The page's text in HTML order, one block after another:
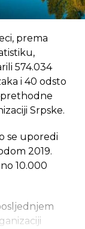
prema
574.034
i 40 odsto
prethodne
Srpske.
se uporedi
2019.
10.000